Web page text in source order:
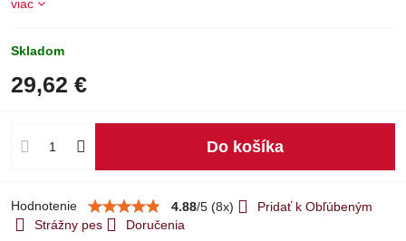
viac
Skladom
29,62 €
Do košíka
Hodnotenie 4.88/5 (8x)
Pridať k Obľúbeným
Strážny pes
Doručenia